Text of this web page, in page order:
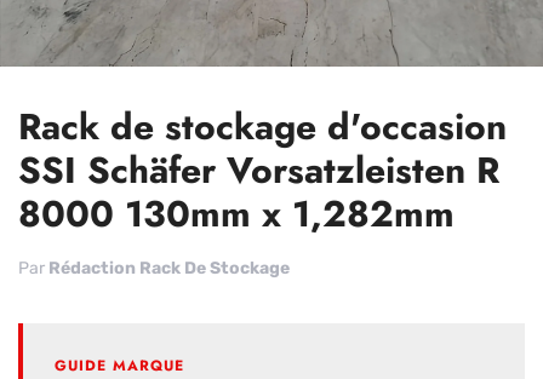
Rack de stockage d'occasion
SSI Schäfer Vorsatzleisten R
8000 130mm x 1,282mm
Par Rédaction Rack De Stockage
GUIDE MARQUE